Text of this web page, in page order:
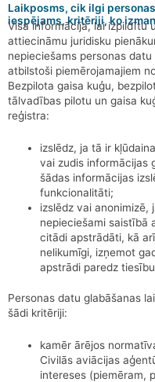
Laikposms, cik ilgi
iespējams, kritēriji, ko
Visa informācija, lai izpildītu
attiecināmu juridisku
nepieciešams personas
atbilstoši piemērojamajiem
Bezpilota gaisa kuģu,
tālvadības pilotu un gaisa
reģistra:
izslēdz, ja tā ir
vai zudis informācijas
šādas informācijas
funkcionalitāti;
izslēdz vai anonimizē,
nepieciešami saistībā
citādi apstrādāti, kā
nelikumīgi, izņemot
apstrādi paredz
Personas datu glabāšanas
šādi kritēriji:
kamēr ārējos
Civilās aviācijas
intereses (piemēram,